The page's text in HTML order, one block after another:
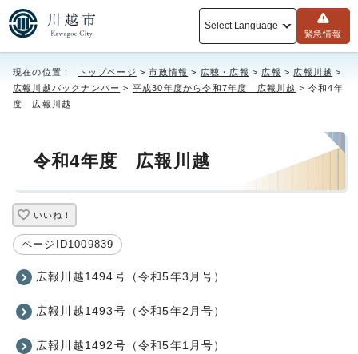
Select Language
緊急情報
現在の位置： トップページ >市政情報 > 広聴・広報 > 広報 > 広報川越 >
広報川越バックナンバー > 平成30年度から令和7年度 広報川越 > 令和4年
度 広報川越
令和4年度 広報川越
いいね！
ページID1009839
広報川越1494号（令和5年3月号）
広報川越1493号（令和5年2月号）
広報川越1492号（令和5年1月号）